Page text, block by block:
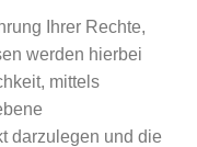
Ihrer Rechte,
werden hierbei
mittels
darzulegen und die